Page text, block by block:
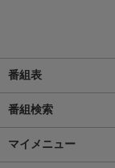
番組表
番組検索
マイメニュー